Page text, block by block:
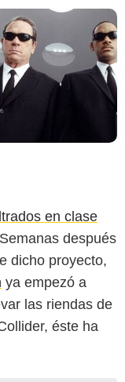
en clase
después
dicho proyecto,
ya empezó a
las riendas de
éste ha